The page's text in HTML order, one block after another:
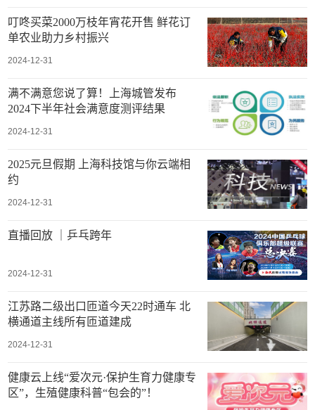
叮咚买菜2000万枝年宵花开售 鲜花订
单农业助力乡村振兴
2024-12-31
满不满意您说了算！上海城管发布
2024下半年社会满意度测评结果
2024-12-31
2025元旦假期 上海科技馆与你云端相
约
2024-12-31
直播回放 ｜乒乓跨年
2024-12-31
江苏路二级出口匝道今天22时通车 北
横通道主线所有匝道建成
2024-12-31
健康云上线“爱次元·保护生育力健康专
区”，生殖健康科普“包会的”！